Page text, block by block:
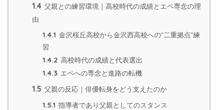
1.4 父親との練習環境｜高校時代の成績とエペ専念の理
由
1.4.1 金沢桜丘高校から金沢西高校への“二重拠点”練
習
1.4.2 高校時代の成績と代表選出
1.4.3 エペへの専念と進路の転機
1.5 父親の反応｜俳優転身をどう支えたのか
1.5.1 指導者であり父親としてのスタンス